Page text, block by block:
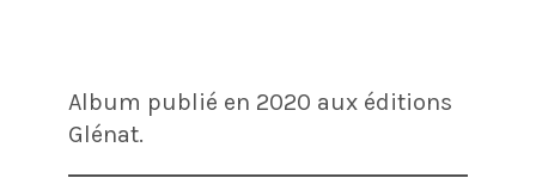
Album publié en 2020 aux éditions
Glénat.